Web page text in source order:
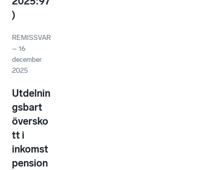
)
REMISSVAR
–16
december
2025
Utdelnin
gsbart
översko
tt i
inkomst
pension